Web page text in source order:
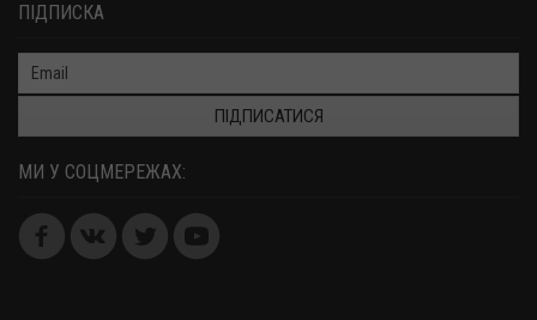
ПІДПИСКА
ПІДПИСАТИСЯ
МИ У СОЦМЕРЕЖАХ: